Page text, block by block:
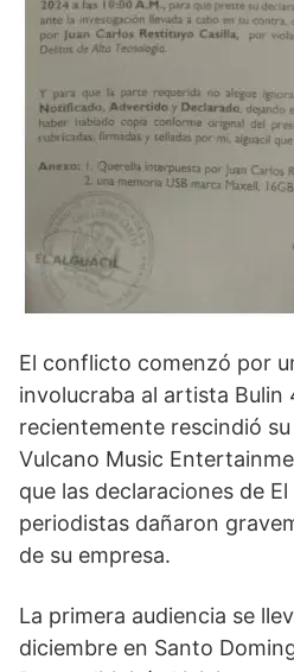
El conflicto comenzó por
involucraba al artista Bulin
recientemente rescindió
Vulcano Music
que las declaraciones de
periodistas dañaron
de su empresa.
La primera audiencia se
diciembre en Santo